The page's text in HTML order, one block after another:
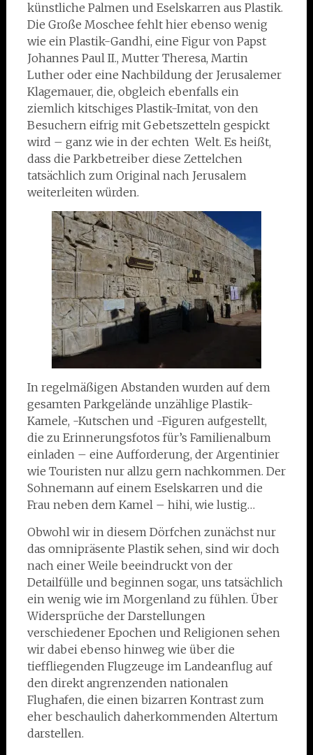
künstliche Palmen und Eselskarren aus Plastik.
Die Große Moschee fehlt hier ebenso wenig
wie ein Plastik-Gandhi, eine Figur von Papst
Johannes Paul II., Mutter Theresa, Martin
Luther oder eine Nachbildung der Jerusalemer
Klagemauer, die, obgleich ebenfalls ein
ziemlich kitschiges Plastik-Imitat, von den
Besuchern eifrig mit Gebetszetteln gespickt
wird – ganz wie in der echten Welt. Es heißt,
dass die Parkbetreiber diese Zettelchen
tatsächlich zum Original nach Jerusalem
weiterleiten würden.
In regelmäßigen Abstanden wurden auf dem
gesamten Parkgelände unzählige Plastik-
Kamele, -Kutschen und -Figuren aufgestellt,
die zu Erinnerungsfotos für’s Familienalbum
einladen – eine Aufforderung, der Argentinier
wie Touristen nur allzu gern nachkommen. Der
Sohnemann auf einem Eselskarren und die
Frau neben dem Kamel – hihi, wie lustig…
Obwohl wir in diesem Dörfchen zunächst nur
das omnipräsente Plastik sehen, sind wir doch
nach einer Weile beeindruckt von der
Detailfülle und beginnen sogar, uns tatsächlich
ein wenig wie im Morgenland zu fühlen. Über
Widersprüche der Darstellungen
verschiedener Epochen und Religionen sehen
wir dabei ebenso hinweg wie über die
tieffliegenden Flugzeuge im Landeanflug auf
den direkt angrenzenden nationalen
Flughafen, die einen bizarren Kontrast zum
eher beschaulich daherkommenden Altertum
darstellen.